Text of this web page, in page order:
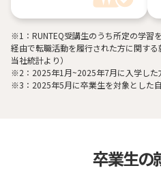
※1：RUNTEQ受講生のうち所定の学習
経由で転職活動を履行された方に関す
当社統計より）
※2：2025年1月~2025年7月に入学した
※3：2025年5月に卒業生を対象とした
卒業生の